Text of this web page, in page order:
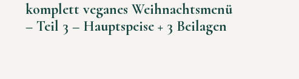
komplett veganes Weihnachtsmenü
– Teil 3 – Hauptspeise + 3 Beilagen